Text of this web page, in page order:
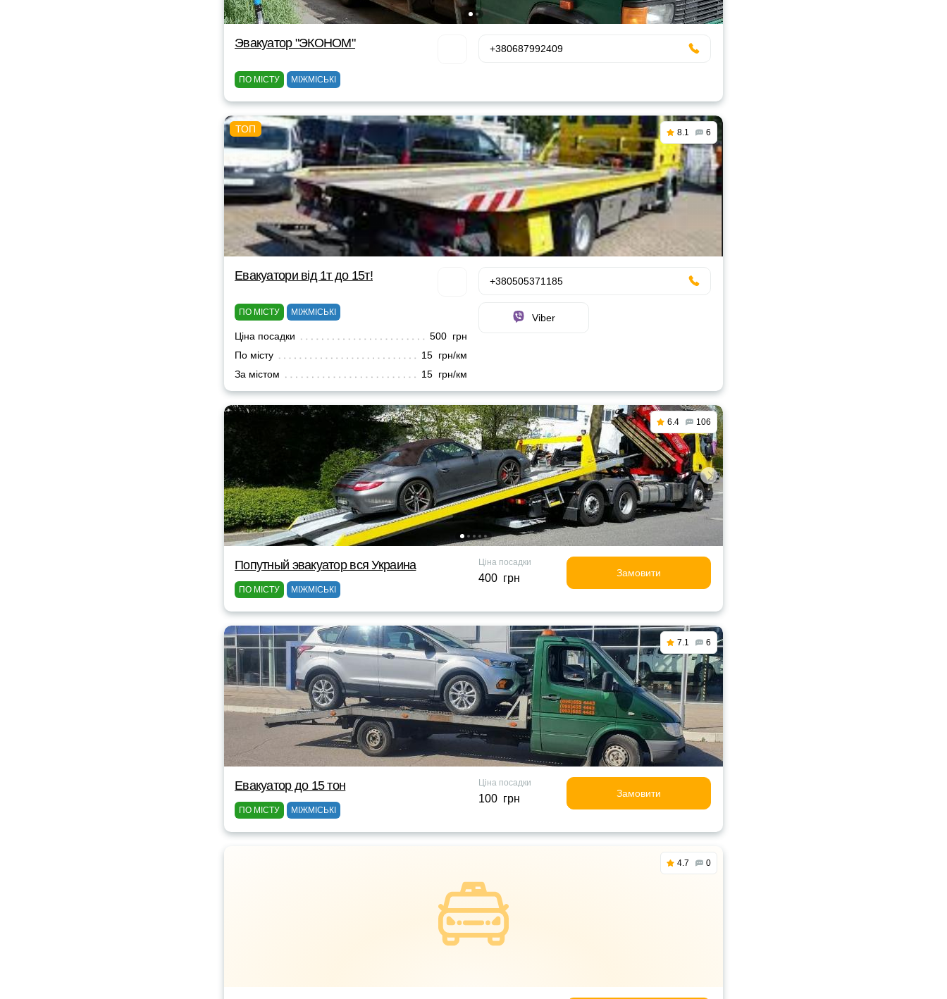
Эвакуатор "ЭКОНОМ"
ПО МІСТУ МІЖМІСЬКІ
+380687992409
8.1 6
Евакуатори від 1т до 15т!
ПО МІСТУ МІЖМІСЬКІ
Ціна посадки
500 грн
По місту
15 грн/км
За містом
15 грн/км
+380505371185
Viber
6.4 106
Попутный эвакуатор вся Украина
ПО МІСТУ МІЖМІСЬКІ
Ціна посадки
400 грн Замовити
7.1 6
Евакуатор до 15 тон
ПО МІСТУ МІЖМІСЬКІ
Ціна посадки
100 грн Замовити
4.7 0